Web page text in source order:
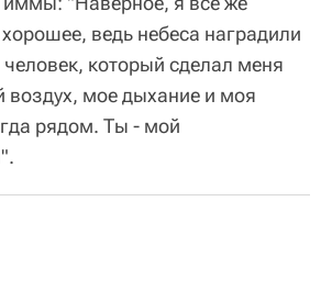
ведь небеса наградили
который сделал меня
мое дыхание и моя
рядом. Ты - мой